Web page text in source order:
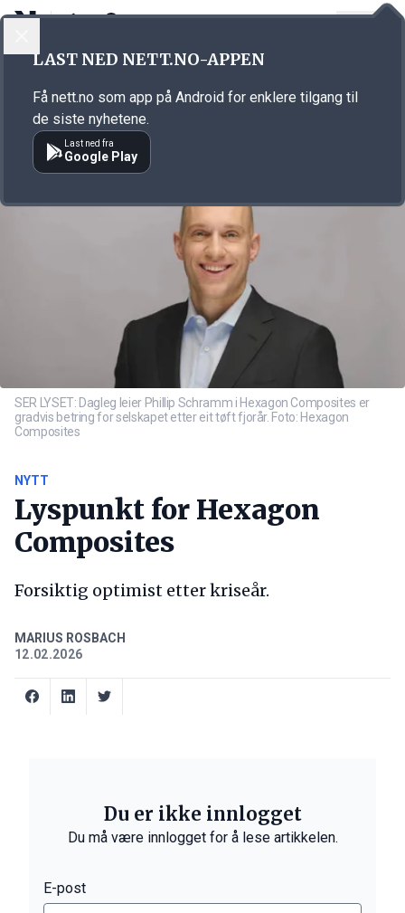
Annonsørinnhold
SER LYSET: Dagleg leier Phillip Schramm i Hexagon Composites er
gradvis betring for selskapet etter eit tøft fjorår. Foto: Hexagon
Composites
NYTT
Lyspunkt for Hexagon
Composites
Forsiktig optimist etter kriseår.
MARIUS ROSBACH
12.02.2026
Du er ikke innlogget
Du må være innlogget for å lese artikkelen.
E-post
LAST NED NETT.NO-APPEN
Få nett.no som app på Android for enklere tilgang til
de siste nyhetene.
Last ned fra
Google Play